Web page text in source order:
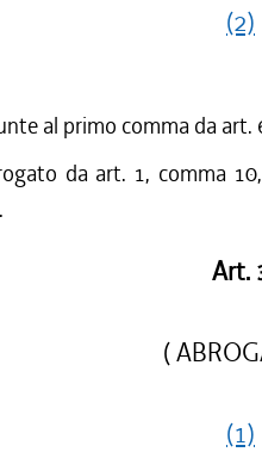
(2)
al primo comma da
da art. 1, comma
Art.
(
(1)